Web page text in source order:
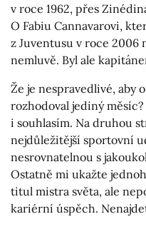
v roce 1962, přes
O Fabiu Cannavarovi,
z Juventusu v roce 2006
nemluvě. Byl ale
Že je nespravedlivé, aby
rozhodoval jediný
i souhlasím. Na druhou
nejdůležitější sportovní
nesrovnatelnou s
Ostatně mi ukažte
titul mistra světa, ale
kariérní úspěch.